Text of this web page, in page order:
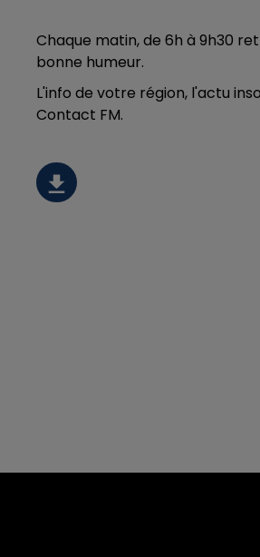
Chaque matin, de 6h à 9h30
bonne humeur.
L'info de votre région, l'actu
Contact FM.